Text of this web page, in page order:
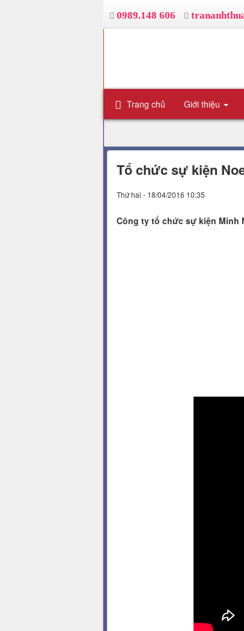
Trang chủ Giới thiệu
0989.148 606
Tổ chức sự kiện
Thứ hai - 18/04/2016 10:35
Công ty tổ chức sự kiện Minh